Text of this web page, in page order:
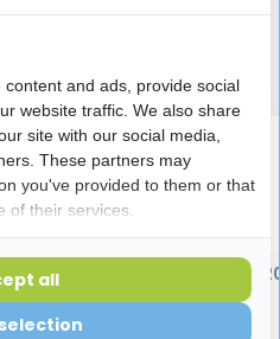
voor jou
TePe Gingival Gel |
and ads, provide social
website traffic. We also share
site with our social media,
These partners may
you've provided to them or that
of their services.
all